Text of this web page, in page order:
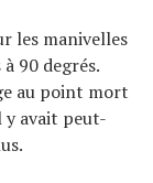
les manivelles
90 degrés.
au point mort
y avait peut-